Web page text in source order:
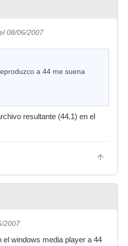
08/06/2007
a 44 me suena
resultante (44.1) en el
2007
el windows media player a 44